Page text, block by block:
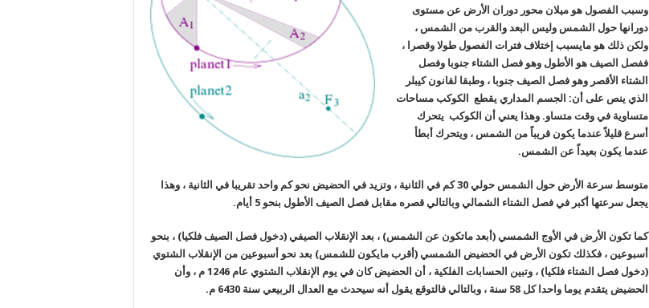
وسبب الفصول هو ميلان محور دوران الأرض عن مستوى
دورانها حول الشمس وليس البعد والقرب من الشمس ،
ولكن ذلك هو مايسبب إختلاف فترات الفصول طولا وقصرا ،
ففصل الصيف هو الأطول وهو فصل الشتاء جنوبا وفصل
الشتاء الأقصر وهو فصل الصيف جنوبا ، وطبقا لقانون كيبلر
الذي ينص على أن: الجسم المداري يقطع الكوكب مساحات
متساوية في وقت متساو. وهذا يعني أن الكوكب يتحرك
أسرع قليلاً عندما يكون قريباً من الشمس ، ويتحرك أبطأ
عندما يكون بعيداً عن الشمس.
متوسط سرعة الأرض حول الشمس حولي 30 كم في الثانية ، وتزيد في الحضيض نحو كم واحد تقريبا في الثانية ، وهذا
يجعل سرعتها أكبر في فصل الشتاء الشمالي وبالتالي قصره مقابل فصل الصيف الأطول بنحو 5 أيام.
كما تكون الأرض في الأوج الشمسي (أبعد ماتكون عن الشمس) ، بعد الإنقلاب الصيفي (دخول فصل الصيف فلكيا) ، بنحو
أسبوعين ، فكذلك تكون الأرض في الحضيض الشمسي (أقرب مايكون للشمس) بعد نحو أسبوعين من الإنقلاب الشتوي
(دخول فصل الشتاء فلكيا) ، وتبين الحسابات الفلكية ، أن الحضيض كان في يوم الإنقلاب الشتوي عام 1246 م ، وأن
الحضيض يتقدم يوما واحدا كل 58 سنة ، وبالتالي فالتوقع يقول أنه سيحدث مع العدال الربيعي سنة 6430 م.